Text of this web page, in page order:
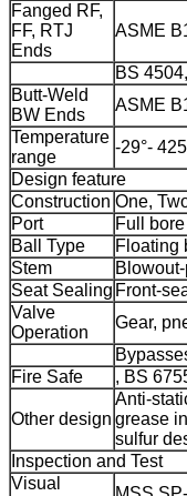
Fanged RF,
FF, RTJ
Ends
ASME
BS
Butt-Weld
BW Ends
ASME
Temperature
range
-29°-
Design feature
Construction One,
Port
Full
Ball Type
Floating
Stem
Seat Sealing Front-
Valve
Operation
Gear,
Fire Safe
, BS
Other design
Anti-
grease
sulfur
Inspection and Test
Visual